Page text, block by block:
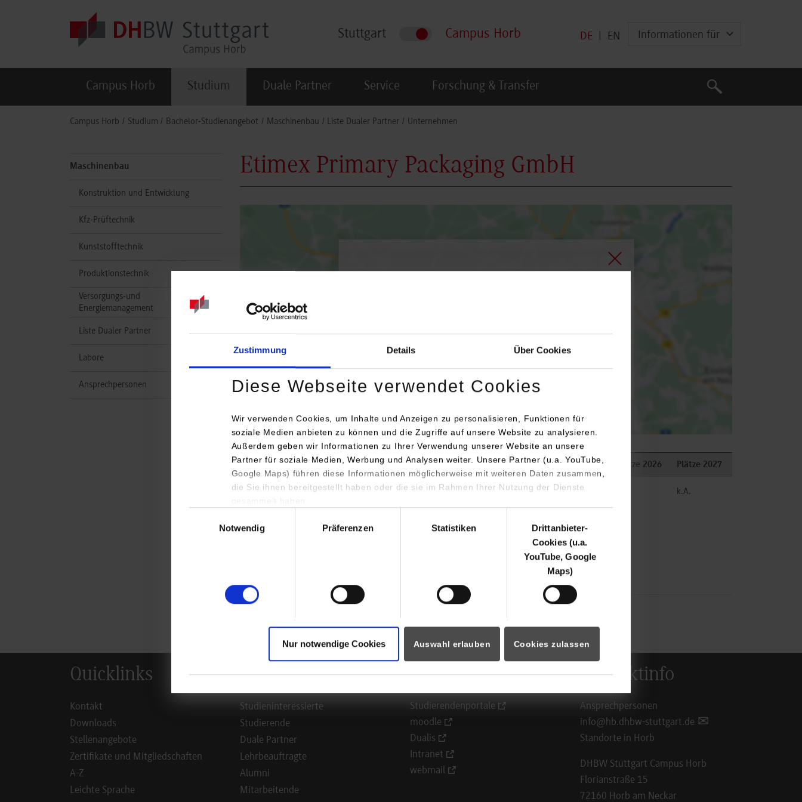
Zustimmung Details Über Cookies
Diese Webseite verwendet Cookies
Wir verwenden Cookies, um Inhalte und Anzeigen zu personalisieren, Funktionen für
soziale Medien anbieten zu können und die Zugriffe auf unsere Website zu analysieren.
Außerdem geben wir Informationen zu Ihrer Verwendung unserer Website an unsere
Partner für soziale Medien, Werbung und Analysen weiter. Unsere Partner (u.a. YouTube,
Google Maps) führen diese Informationen möglicherweise mit weiteren Daten zusammen,
die Sie ihnen bereitgestellt haben oder die sie im Rahmen Ihrer Nutzung der Dienste
Notwendig
Präferenzen Statistiken
Drittanbieter-
Cookies (u.a.
YouTube, Google
Maps)
Nur notwendige Cookies Auswahl erlauben Cookies zulassen
Stuttgart Campus Horb DE EN Informationen für
Campus Horb Studium Duale Partner Service Forschung & Transfer
Suche
Suche
Campus Horb Studium Bachelor-Studienangebot Maschinenbau Liste Dualer Partner Unternehmen
Maschinenbau
Konstruktion und Entwicklung
Kfz-Prüftechnik
Kunststofftechnik
Produktionstechnik
Versorgungs-und
Energiemanagement
Liste Dualer Partner
Labore
Ansprechpersonen
Etimex Primary Packaging GmbH
Dauerhaft aktivieren Einmalig aktivieren
Studiengang / Studienrichtung Anschrift / Ansprechperson Bemerkungen Plätze 2026 Plätze 2027
Maschinenbau / Kunststofftechnik
Etimex Primary Packaging GmbH
Martin-Adolff-Str. 44
k.A.
zurück zur Ergebnisliste
Quicklinks
Kontakt
Downloads
Stellenangebote
Zertifikate und Mitgliedschaften
A-Z
Leichte Sprache
Informationen für
Studieninteressierte
Studierende
Duale Partner
Lehrbeauftragte
Alumni
Mitarbeitende
Portale
Studierendenportale
moodle
Dualis
Intranet
webmail
Kontaktinfo
Ansprechpersonen
info@hb.dhbw-stuttgart.de
Standorte in Horb
DHBW Stuttgart Campus Horb
Florianstraße 15
72160 Horb am Neckar